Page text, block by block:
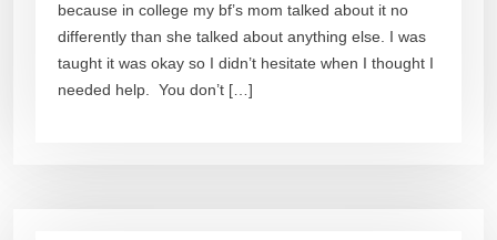
because in college my bf’s mom talked about it no
differently than she talked about anything else. I was
taught it was okay so I didn’t hesitate when I thought I
needed help. You don’t […]